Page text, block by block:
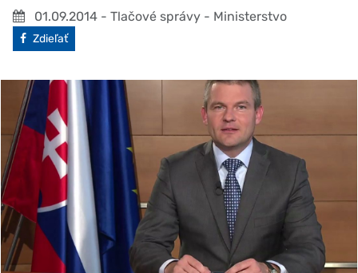
01.09.2014 - Tlačové správy - Ministerstvo
Facebook
Zdieľať